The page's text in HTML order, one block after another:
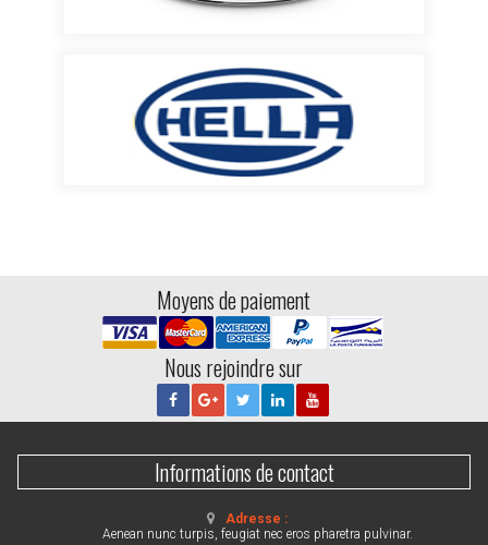
Moyens de paiement
Nous rejoindre sur
Informations de contact
Adresse :
Aenean nunc turpis, feugiat nec eros pharetra pulvinar.